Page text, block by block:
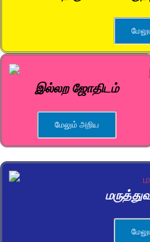
இல்லற ஜோதிடம்
மேலும் அறிய